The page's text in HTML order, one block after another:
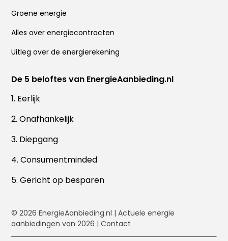
Groene energie
Alles over energiecontracten
Uitleg over de energierekening
De 5 beloftes van EnergieAanbieding.nl
1. Eerlijk
2. Onafhankelijk
3. Diepgang
4. Consumentminded
5. Gericht op besparen
© 2026EnergieAanbieding.nl | Actuele energie
aanbiedingen van 2026 |Contact